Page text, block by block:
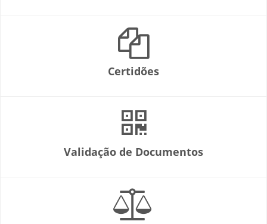
Certidões
Validação de Documentos